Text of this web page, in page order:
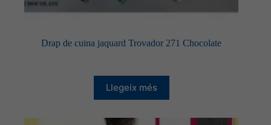
Drap de cuina jaquard Trovador 271 Chocolate
Llegeix més